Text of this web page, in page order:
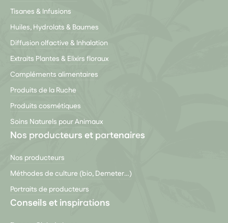
Tisanes & Infusions
Huiles, Hydrolats & Baumes
Diffusion olfactive & Inhalation
Extraits Plantes & Elixirs floraux
Compléments alimentaires
Produits de la Ruche
Produits cosmétiques
Soins Naturels pour Animaux
Nos producteurs et partenaires
Nos producteurs
Méthodes de culture (bio, Demeter…)
Portraits de producteurs
Conseils et inspirations